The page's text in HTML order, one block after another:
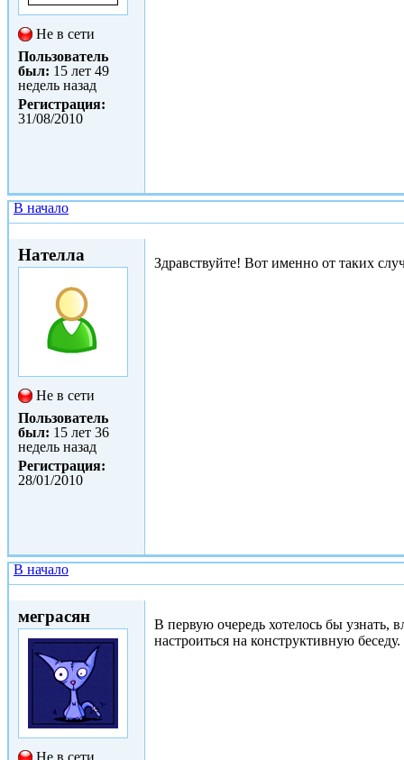
Не в сети
Пользователь
был: 15 лет 49
недель назад
Регистрация:
31/08/2010
В начало
Нателла
Не в сети
Пользователь
был: 15 лет 36
недель назад
Регистрация:
28/01/2010
Здравствуйте! Вот именно от таких
В начало
меграсян
В первую очередь хотелось бы узнать,
настроиться на конструктивную беседу.